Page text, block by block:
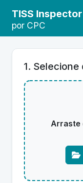
TISS Inspector
por CPC
1.
Arraste